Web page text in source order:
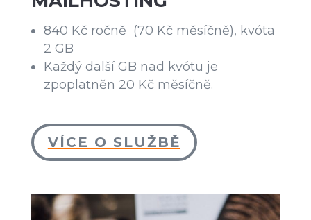
840 Kč ročně (70 Kč měsíčně), kvóta
2 GB
Každý další GB nad kvótu je
zpoplatněn 20 Kč měsíčně.
VÍCE O SLUŽBĚ